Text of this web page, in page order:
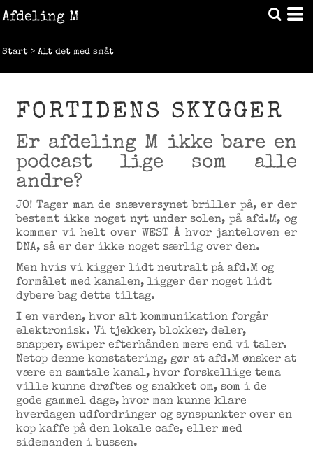
Afdeling M
Start > Alt det med småt
FORTIDENS SKYGGER
Er afdeling M ikke bare en
podcast lige som alle
andre?
JO! Tager man de snæversynet briller på, er der
bestemt ikke noget nyt under solen, på afd.M, og
kommer vi helt over WEST Å hvor janteloven er
DNA, så er der ikke noget særlig over den.
Men hvis vi kigger lidt neutralt på afd.M og
formålet med kanalen, ligger der noget lidt
dybere bag dette tiltag.
I en verden, hvor alt kommunikation forgår
elektronisk. Vi tjekker, blokker, deler,
snapper, swiper efterhånden mere end vi taler.
Netop denne konstatering, gør at afd.M ønsker at
være en samtale kanal, hvor forskellige tema
ville kunne drøftes og snakket om, som i de
gode gammel dage, hvor man kunne klare
hverdagen udfordringer og synspunkter over en
kop kaffe på den lokale cafe, eller med
sidemanden i bussen.